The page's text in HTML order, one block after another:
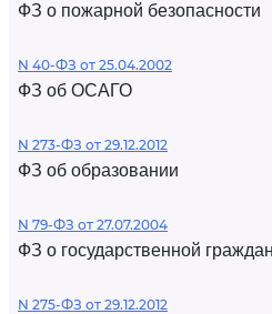
ФЗ о пожарной безопасности
N 40-ФЗ от 25.04.2002
ФЗ об ОСАГО
N 273-ФЗ от 29.12.2012
ФЗ об образовании
N 79-ФЗ от 27.07.2004
ФЗ о государственной
N 275-ФЗ от 29.12.2012